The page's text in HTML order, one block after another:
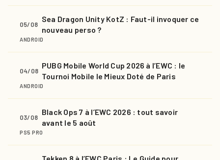
05/08
Sea Dragon Unity KotZ : Faut-il invoquer ce
nouveau perso ?
ANDROID
04/08
PUBG Mobile World Cup 2026 à l’EWC : le
Tournoi Mobile le Mieux Doté de Paris
ANDROID
03/08
Black Ops 7 à l’EWC 2026 : tout savoir
avant le 5 août
PS5 PRO